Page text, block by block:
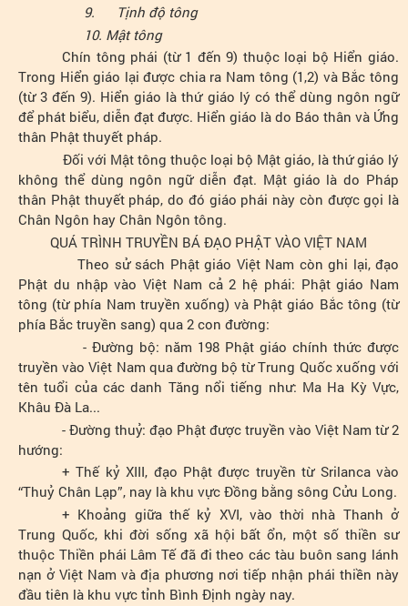
9.
Tịnh độ tông
10. Mật tông
Chín tông phái (từ 1 đến 9) thuộc loại bộ Hiển giáo.
Trong Hiển giáo lại được chia ra Nam tông (1,2) và Bắc tông
(từ 3 đến 9). Hiển giáo là thứ giáo lý có thể dùng ngôn ngữ
để phát biểu, diễn đạt được. Hiển giáo là do Báo thân và Ứng
thân Phật thuyết pháp.
Đối với Mật tông thuộc loại bộ Mật giáo, là thứ giáo lý
không thể dùng ngôn ngữ diễn đạt. Mật giáo là do Pháp
thân Phật thuyết pháp, do đó giáo phái này còn được gọi là
Chân Ngôn hay Chân Ngôn tông.
QUÁ TRÌNH TRUYỀN BÁ ĐẠO PHẬT VÀO VIỆT NAM
Theo sử sách Phật giáo Việt Nam còn ghi lại, đạo
Phật du nhập vào Việt Nam cả 2 hệ phái: Phật giáo Nam
tông (từ phía Nam truyền xuống) và Phật giáo Bắc tông (từ
phía Bắc truyền sang) qua 2 con đường:
- Đường bộ: năm 198 Phật giáo chính thức được
truyền vào Việt Nam qua đường bộ từ Trung Quốc xuống với
tên tuổi của các danh Tăng nổi tiếng như: Ma Ha Kỳ Vực,
Khâu Đà La...
- Đường thuỷ: đạo Phật được truyền vào Việt Nam từ 2
hướng:
+ Thế kỷ XIII, đạo Phật được truyền từ Srilanca vào
“Thuỷ Chân Lạp”, nay là khu vực Đồng bằng sông Cửu Long.
+ Khoảng giữa thế kỷ XVI, vào thời nhà Thanh ở
Trung Quốc, khi đời sống xã hội bất ổn, một số thiền sư
thuộc Thiền phái Lâm Tế đã đi theo các tàu buôn sang lánh
nạn ở Việt Nam và địa phương nơi tiếp nhận phái thiền này
đầu tiên là khu vực tỉnh Bình Định ngày nay.